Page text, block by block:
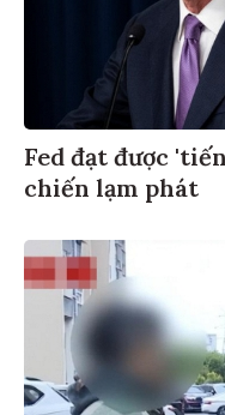
Fed đạt được
chiến lạm phát